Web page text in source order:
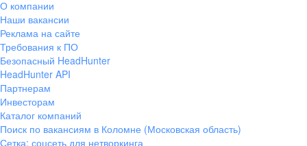
+7 343 226-79-99
pr@ural.hh.ru
ул. Янковского, д. 169, 7 этаж,
706 каб.
+7 861 205-55-57
О компании
Наши вакансии
Реклама на сайте
Требования к ПО
Безопасный HeadHunter
HeadHunter API
Партнерам
Инвесторам
Каталог компаний
Поиск по вакансиям в Коломне (Московская область)
Сетка: соцсеть для нетворкинга